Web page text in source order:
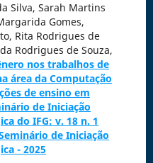
Silva, Sarah Martins
Gomes,
Rita Rodrigues de
Rodrigues de Souza,
nos trabalhos de
área da Computação
de ensino em
de Iniciação
do IFG: v. 18 n. 1
de Iniciação
- 2025